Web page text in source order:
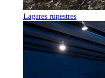
Lagares rupestres